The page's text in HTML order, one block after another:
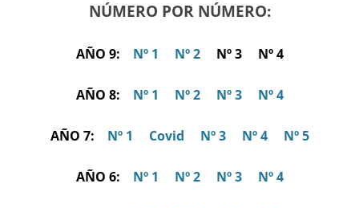
NÚMERO POR NÚMERO:
AÑO 9: Nº 1 Nº 2Nº 3 Nº 4
AÑO 8: Nº 1 Nº 2 Nº 3 Nº 4
AÑO 7: Nº 1 Covid Nº 3 Nº 4 Nº 5
AÑO 6: Nº 1 Nº 2 Nº 3 Nº 4